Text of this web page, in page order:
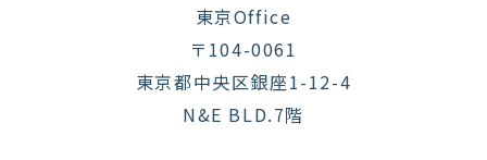
東京Office
〒104-0061
東京都中央区銀座1-12-4
N&E BLD.7階